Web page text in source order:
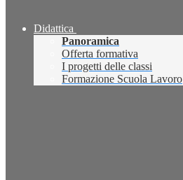
Didattica
Panoramica
Offerta formativa
I progetti delle classi
Formazione Scuola Lavoro